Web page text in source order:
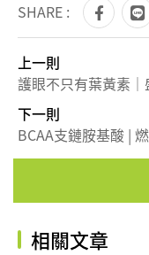
SHARE :
上一則
下一則
BCAA支鏈胺基酸 |
相關文章